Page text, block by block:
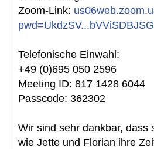
Zoom-Link:
Telefonische Einwahl:
+49 (0)695 050 2596
Meeting ID: 817 1428 6044
Passcode: 362302
Wir sind sehr dankbar, dass
wie Jette und Florian ihre